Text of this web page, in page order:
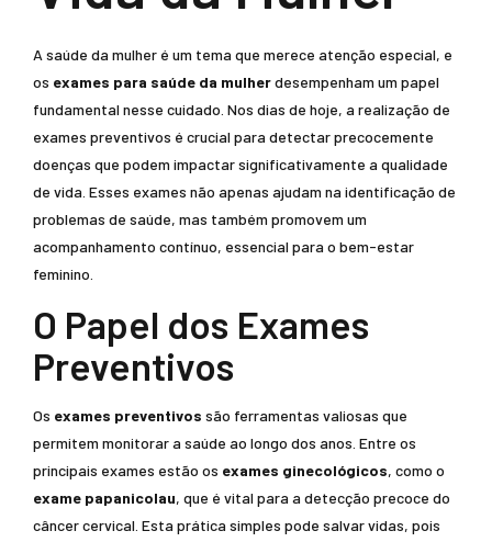
A saúde da mulher é um tema que merece atenção especial, e
os exames para saúde da mulherdesempenham um papel
fundamental nesse cuidado. Nos dias de hoje, a realização de
exames preventivos é crucial para detectar precocemente
doenças que podem impactar significativamente a qualidade
de vida. Esses exames não apenas ajudam na identificação de
problemas de saúde, mas também promovem um
acompanhamento contínuo, essencial para o bem-estar
feminino.
O Papel dos Exames
Preventivos
Os exames preventivos são ferramentas valiosas que
permitem monitorar a saúde ao longo dos anos. Entre os
principais exames estão os exames ginecológicos, como o
exame papanicolau, que é vital para a detecção precoce do
câncer cervical. Esta prática simples pode salvar vidas, pois